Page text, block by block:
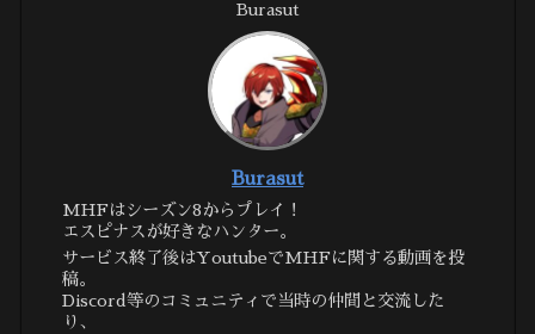
Burasut
Burasut
MHFはシーズン8からプレイ！
エスピナスが好きなハンター。
サービス終了後はYoutubeでMHFに関する動画を投
稿。
Discord等のコミュニティで当時の仲間と交流した
り、